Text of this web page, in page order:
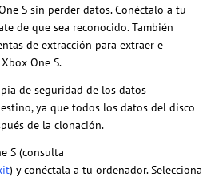
S sin perder datos. Conéctalo a tu
de que sea reconocido. También
de extracción para extraer e
One S.
de seguridad de los datos
ya que todos los datos del disco
de la clonación.
S (consulta
) y conéctala a tu ordenador. Selecciona